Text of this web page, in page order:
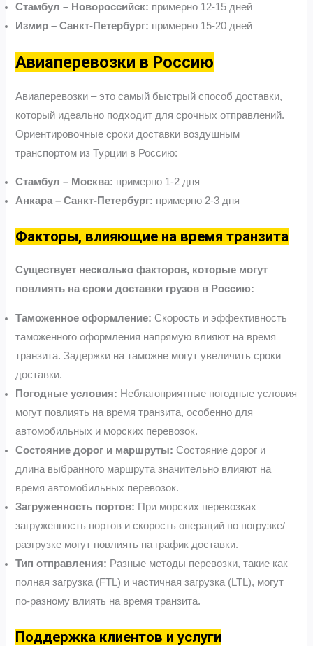
Стамбул – Новороссийск: примерно 12-15 дней
Измир – Санкт-Петербург: примерно 15-20 дней
Авиаперевозки в Россию
Авиаперевозки – это самый быстрый способ доставки,
который идеально подходит для срочных отправлений.
Ориентировочные сроки доставки воздушным
транспортом из Турции в Россию:
Стамбул – Москва: примерно 1-2 дня
Анкара – Санкт-Петербург: примерно 2-3 дня
Факторы, влияющие на время транзита
Существует несколько факторов, которые могут
повлиять на сроки доставки грузов в Россию:
Таможенное оформление: Скорость и эффективность
таможенного оформления напрямую влияют на время
транзита. Задержки на таможне могут увеличить сроки
доставки.
Погодные условия: Неблагоприятные погодные условия
могут повлиять на время транзита, особенно для
автомобильных и морских перевозок.
Состояние дорог и маршруты:Состояние дорог и
длина выбранного маршрута значительно влияют на
время автомобильных перевозок.
Загруженность портов: При морских перевозках
загруженность портов и скорость операций по погрузке/
разгрузке могут повлиять на график доставки.
Тип отправления: Разные методы перевозки, такие как
полная загрузка (FTL) и частичная загрузка (LTL), могут
по-разному влиять на время транзита.
Поддержка клиентов и услуги